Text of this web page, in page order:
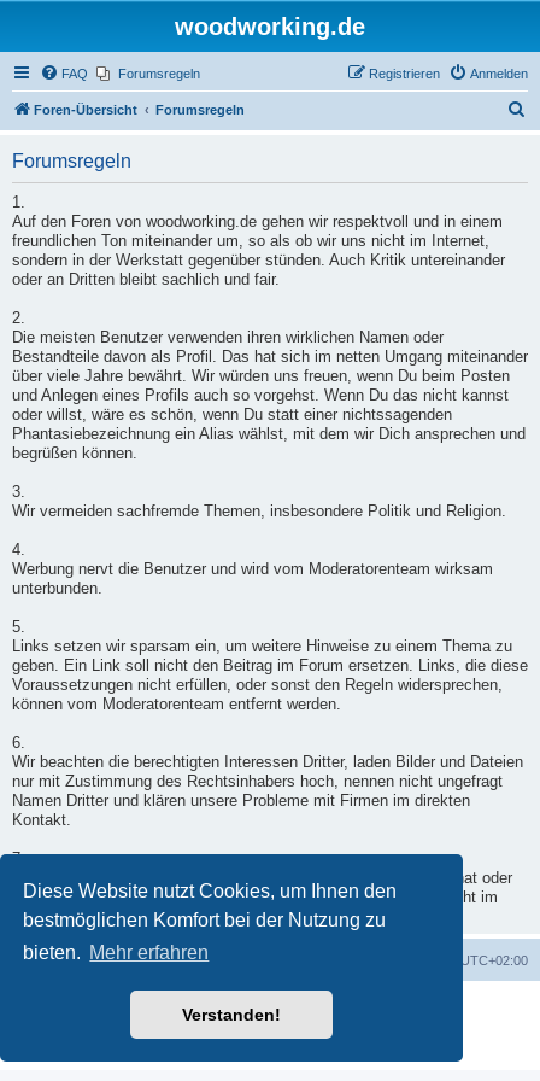
Diese Website nutzt Cookies, um Ihnen den
bestmöglichen Komfort bei der Nutzung zu
bieten. Mehr erfahren
Verstanden!
woodworking.de
FAQ Forumsregeln Anmelden
Registrieren
Foren-Übersicht Forumsregeln
Forumsregeln
1.
Auf den Foren von woodworking.de gehen wir respektvoll und in einem
freundlichen Ton miteinander um, so als ob wir uns nicht im Internet,
sondern in der Werkstatt gegenüber stünden. Auch Kritik untereinander
oder an Dritten bleibt sachlich und fair.
2.
Die meisten Benutzer verwenden ihren wirklichen Namen oder
Bestandteile davon als Profil. Das hat sich im netten Umgang miteinander
über viele Jahre bewährt. Wir würden uns freuen, wenn Du beim Posten
und Anlegen eines Profils auch so vorgehst. Wenn Du das nicht kannst
oder willst, wäre es schön, wenn Du statt einer nichtssagenden
Phantasiebezeichnung ein Alias wählst, mit dem wir Dich ansprechen und
begrüßen können.
3.
Wir vermeiden sachfremde Themen, insbesondere Politik und Religion.
4.
Werbung nervt die Benutzer und wird vom Moderatorenteam wirksam
unterbunden.
5.
Links setzen wir sparsam ein, um weitere Hinweise zu einem Thema zu
geben. Ein Link soll nicht den Beitrag im Forum ersetzen. Links, die diese
Voraussetzungen nicht erfüllen, oder sonst den Regeln widersprechen,
können vom Moderatorenteam entfernt werden.
6.
Wir beachten die berechtigten Interessen Dritter, laden Bilder und Dateien
nur mit Zustimmung des Rechtsinhabers hoch, nennen nicht ungefragt
Namen Dritter und klären unsere Probleme mit Firmen im direkten
Kontakt.
7.
Wenn ein Moderator doch einmal in Deinen Beitrag eingegriffen hat oder
er nicht freigegeben wurde, wende Dich per Kontaktformular - nicht im
Forum - an einen Moderator.
Foren-Übersicht UTC+02:00
Deutsche Übersetzung durch